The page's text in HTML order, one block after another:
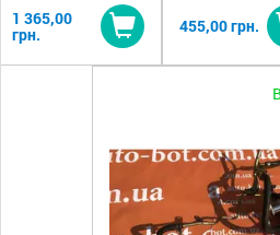
1 365,00
грн.
Купити
455,00 грн.